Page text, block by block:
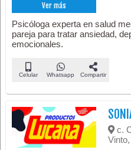
Ver más
Psicóloga experta en salud
pareja para tratar ansiedad,
emocionales.
Celular Whatsapp Compartir
c.
Vinto,